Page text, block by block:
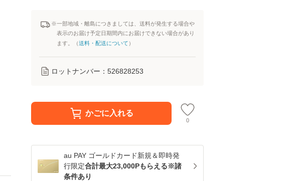
※一部地域・離島につきましては、送料が発生する場合や
表示のお届け予定日期間内にお届けできない場合があり
ます。（送料・配送について ）
ロットナンバー： 526828253
かごに入れる
0
au PAY ゴールドカード新規＆即時発
行限定合計最大23,000Pもらえる※諸
条件あり